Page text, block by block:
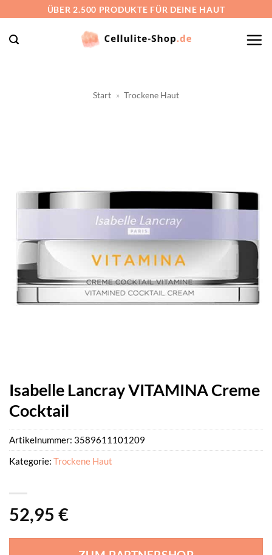
springen
ÜBER 2.500 PRODUKTE FÜR DEINE HAUT
Start » Trockene Haut
Isabelle Lancray VITAMINA Creme
Cocktail
52,95 €
Artikelnummer: 3589611101209
Kategorie: Trockene Haut